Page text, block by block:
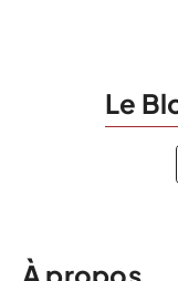
Le
À propos